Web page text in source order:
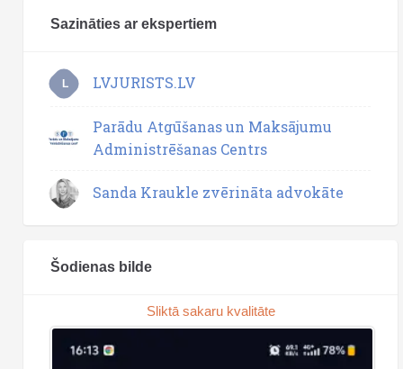
Sazināties ar ekspertiem
L LVJURISTS.LV
Parādu Atgūšanas un Maksājumu
Administrēšanas Centrs
Sanda Kraukle zvērināta advokāte
Šodienas bilde
Sliktā sakaru kvalitāte